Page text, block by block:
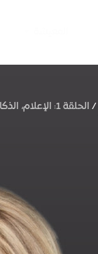
الحلقة 1: الإعلام، الذكاء الاصطناعي وإرث...